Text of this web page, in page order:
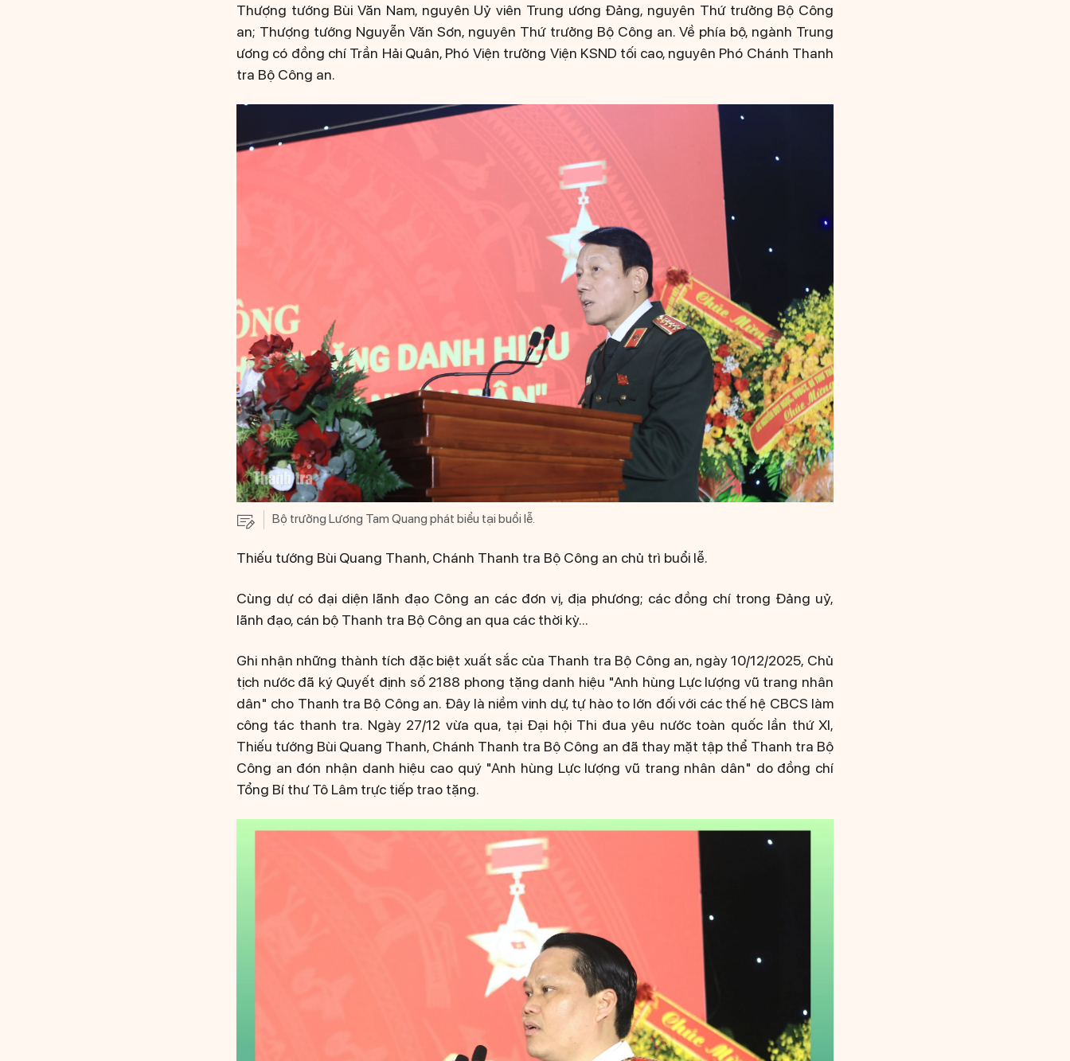
Thượng tướng Bùi Văn Nam, nguyên Uỷ viên Trung ương Đảng, nguyên Thứ trưởng Bộ Công
an; Thượng tướng Nguyễn Văn Sơn, nguyên Thứ trưởng Bộ Công an. Về phía bộ, ngành Trung
ương có đồng chí Trần Hải Quân, Phó Viện trưởng Viện KSND tối cao, nguyên Phó Chánh Thanh
tra Bộ Công an.
Bộ trưởng Lương Tam Quang phát biểu tại buổi lễ.
Thiếu tướng Bùi Quang Thanh, Chánh Thanh tra Bộ Công an chủ trì buổi lễ.
Cùng dự có đại diện lãnh đạo Công an các đơn vị, địa phương; các đồng chí trong Đảng uỷ,
lãnh đạo, cán bộ Thanh tra Bộ Công an qua các thời kỳ...
Ghi nhận những thành tích đặc biệt xuất sắc của Thanh tra Bộ Công an, ngày 10/12/2025, Chủ
tịch nước đã ký Quyết định số 2188 phong tặng danh hiệu "Anh hùng Lực lượng vũ trang nhân
dân" cho Thanh tra Bộ Công an. Đây là niềm vinh dự, tự hào to lớn đối với các thế hệ CBCS làm
công tác thanh tra. Ngày 27/12 vừa qua, tại Đại hội Thi đua yêu nước toàn quốc lần thứ XI,
Thiếu tướng Bùi Quang Thanh, Chánh Thanh tra Bộ Công an đã thay mặt tập thể Thanh tra Bộ
Công an đón nhận danh hiệu cao quý "Anh hùng Lực lượng vũ trang nhân dân" do đồng chí
Tổng Bí thư Tô Lâm trực tiếp trao tặng.